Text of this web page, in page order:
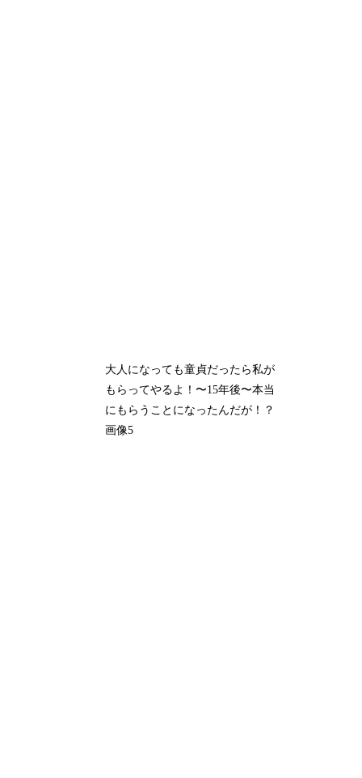
大人になっても童貞だったら私が
もらってやるよ！〜15年後〜本当
にもらうことになったんだが！？
画像5